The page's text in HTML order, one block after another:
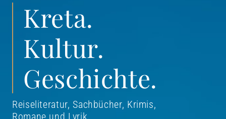
Kreta.
Kultur.
Geschichte.
Reiseliteratur, Sachbücher, Krimis,
Romane und Lyrik.